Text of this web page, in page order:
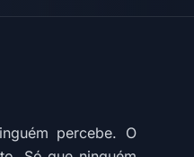
percebe. O